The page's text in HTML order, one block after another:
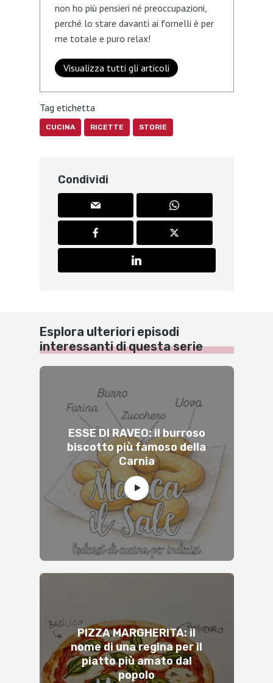
non ho più pensieri né preoccupazioni,
perché lo stare davanti ai fornelli è per
me totale e puro relax!
Visualizza tutti gli articoli
Tag etichetta
CUCINA RICETTE STORIE
Condividi
Esplora ulteriori episodi
interessanti di questa serie
ESSE DI RAVEO: il burroso
biscotto più famoso della
Carnia
PIZZA MARGHERITA: il
nome di una regina per il
piatto più amato dal
popolo